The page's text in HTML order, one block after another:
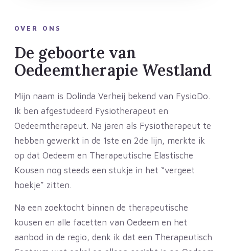
OVER ONS
De geboorte van
Oedeemtherapie Westland
Mijn naam is Dolinda Verheij bekend van FysioDo.
Ik ben afgestudeerd Fysiotherapeut en
Oedeemtherapeut. Na jaren als Fysiotherapeut te
hebben gewerkt in de 1ste en 2de lijn, merkte ik
op dat Oedeem en Therapeutische Elastische
Kousen nog steeds een stukje in het “vergeet
hoekje” zitten.
Na een zoektocht binnen de therapeutische
kousen en alle facetten van Oedeem en het
aanbod in de regio, denk ik dat een Therapeutisch